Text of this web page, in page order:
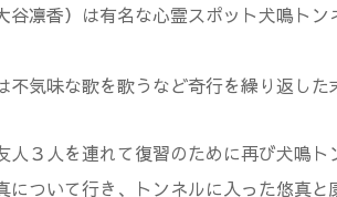
谷凛香）は有名な心霊スポット犬鳴ト
気味な歌を歌うなど奇行を繰り返し
３人を連れて復習のために再び犬鳴
について行き、トンネルに入った悠真